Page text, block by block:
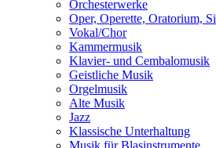
Orchesterwerke
Oper, Operette, Oratorium,
Vokal/Chor
Kammermusik
Klavier- und Cembalomusik
Geistliche Musik
Orgelmusik
Alte Musik
Jazz
Klassische Unterhaltung
Musik für Blasinstrumente